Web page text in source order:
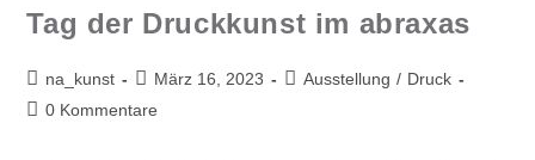
Tag der Druckkunst im abraxas
na_kunst März 16, 2023 Ausstellung / Druck
0 Kommentare